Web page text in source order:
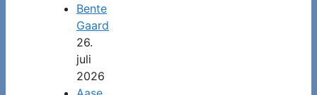
Bente
Gaard
26.
juli
2026